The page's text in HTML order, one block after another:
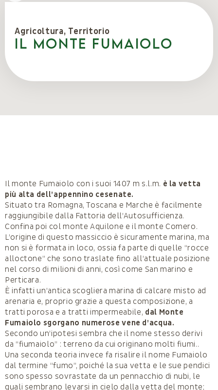
Agricoltura, Territorio
IL MONTE FUMAIOLO
Il monte Fumaiolo con i suoi 1407 m s.l.m. è la vetta
più alta dell’appennino cesenate.
Situato tra Romagna, Toscana e Marche è facilmente
raggiungibile dalla Fattoria dell’Autosufficienza.
Confina poi col monte Aquilone e il monte Comero.
L’origine di questo massiccio è sicuramente marina, ma
non si è formata in loco, ossia fa parte di quelle “rocce
alloctone” che sono traslate fino all’attuale posizione
nel corso di milioni di anni, così come San marino e
Perticara.
È infatti un’antica scogliera marina di calcare misto ad
arenaria e, proprio grazie a questa composizione, a
tratti porosa e a tratti impermeabile, dal Monte
Fumaiolo sgorgano numerose vene d’acqua.
Secondo un’ipotesi sembra che il nome stesso derivi
da “fiumaiolo” : terreno da cui originano molti fiumi..
Una seconda teoria invece fa risalire il nome Fumaiolo
dal termine “fumo”, poiché la sua vetta e le sue pendici
sono spesso sovrastate da un pennacchio di nubi, le
quali sembrano levarsi in cielo dalla vetta del monte;